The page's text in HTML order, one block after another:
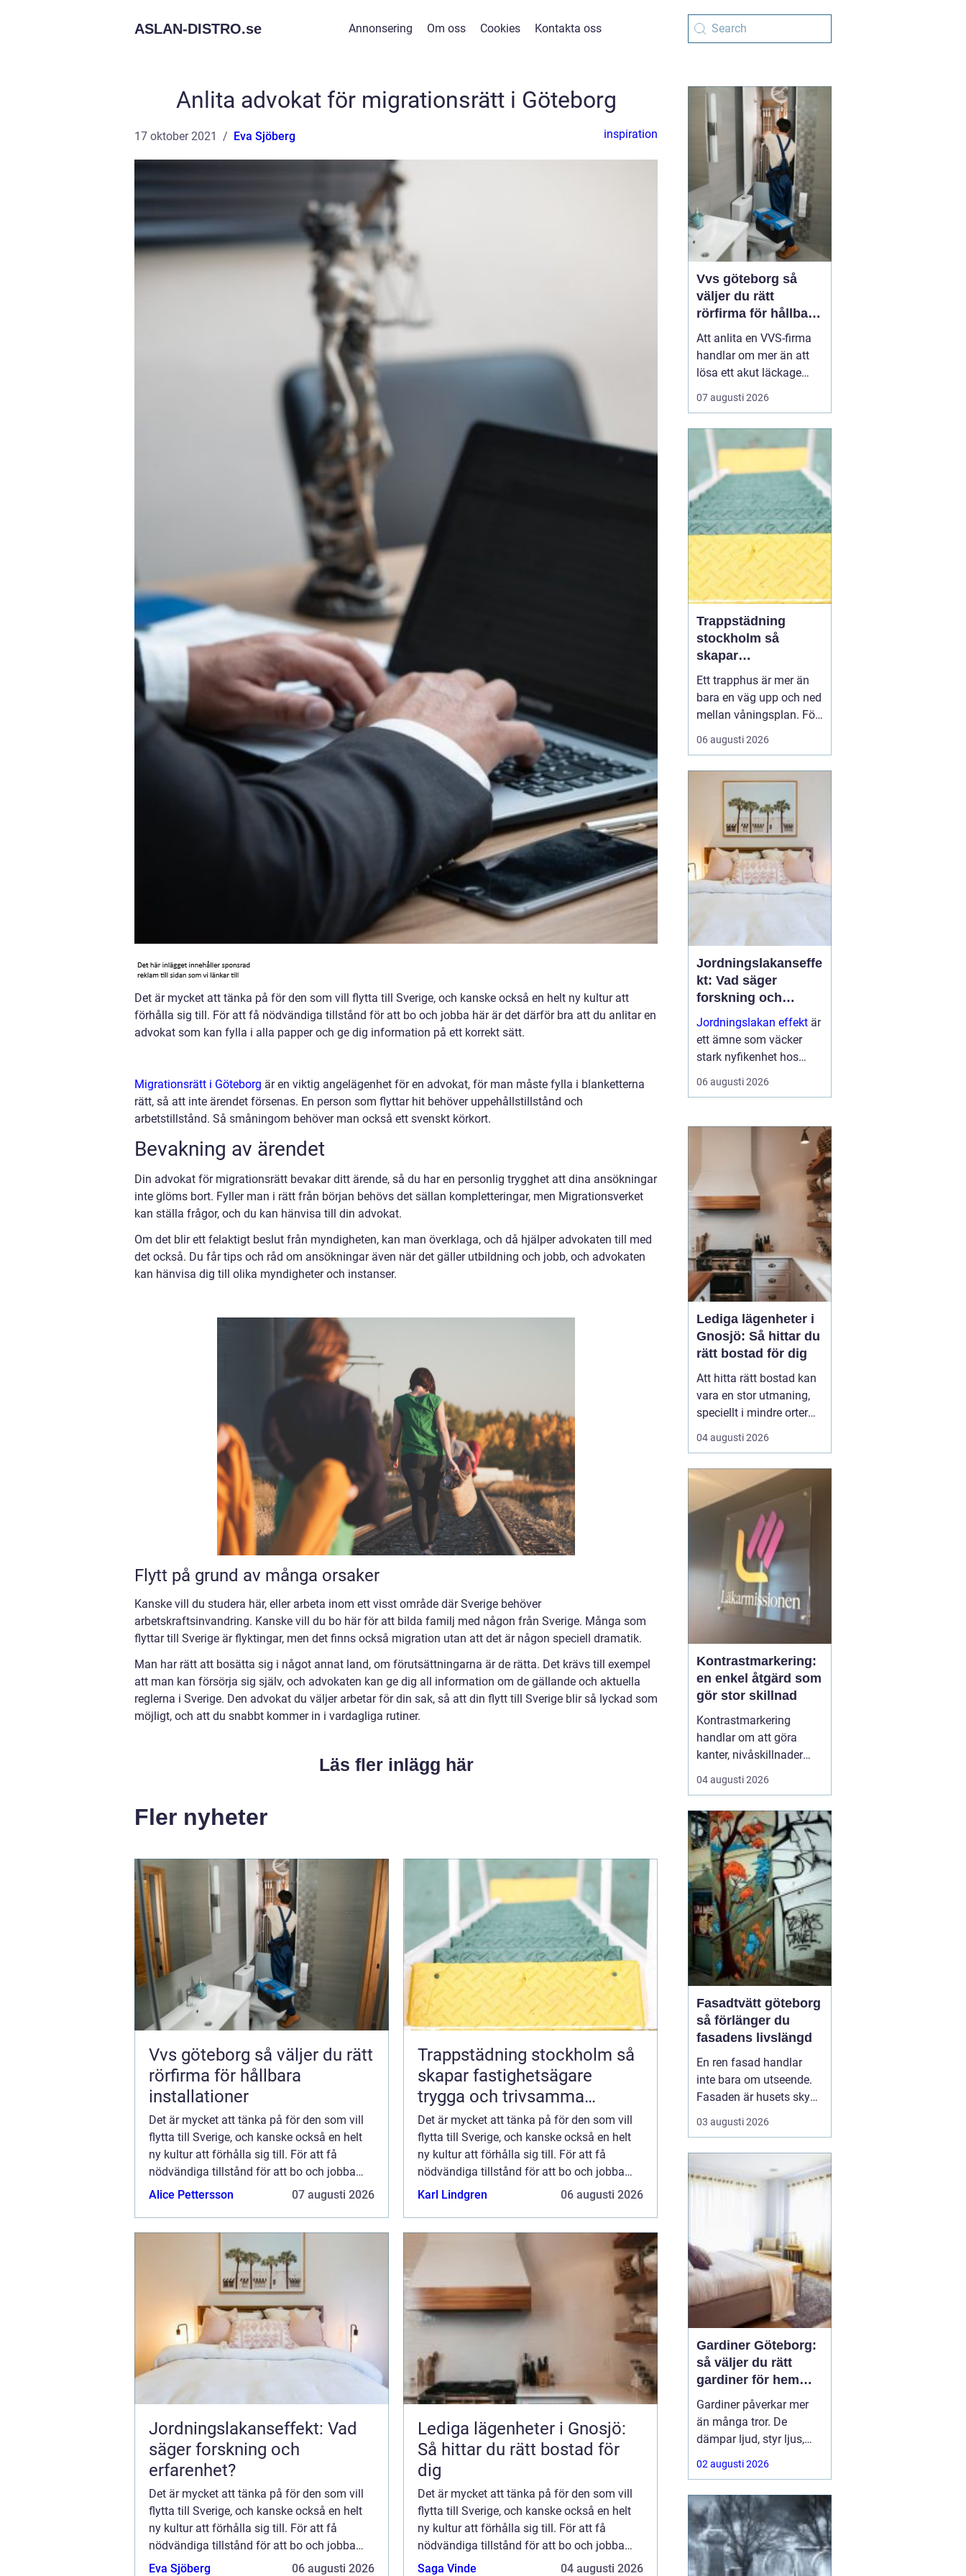
ASLAN-DISTRO.se Annonsering Om oss Cookies Kontakta oss
Anlita advokat för migrationsrätt i Göteborg
17 oktober 2021 Eva Sjöberg inspiration
Det är mycket att tänka på för den som vill flytta till Sverige, och kanske också en helt ny kultur att
förhålla sig till. För att få nödvändiga tillstånd för att bo och jobba här är det därför bra att du anlitar en
advokat som kan fylla i alla papper och ge dig information på ett korrekt sätt.
Migrationsrätt i Göteborg är en viktig angelägenhet för en advokat, för man måste fylla i blanketterna
rätt, så att inte ärendet försenas. En person som flyttar hit behöver uppehållstillstånd och
arbetstillstånd. Så småningom behöver man också ett svenskt körkort.
Bevakning av ärendet
Din advokat för migrationsrätt bevakar ditt ärende, så du har en personlig trygghet att dina ansökningar
inte glöms bort. Fyller man i rätt från början behövs det sällan kompletteringar, men Migrationsverket
kan ställa frågor, och du kan hänvisa till din advokat.
Om det blir ett felaktigt beslut från myndigheten, kan man överklaga, och då hjälper advokaten till med
det också. Du får tips och råd om ansökningar även när det gäller utbildning och jobb, och advokaten
kan hänvisa dig till olika myndigheter och instanser.
Flytt på grund av många orsaker
Kanske vill du studera här, eller arbeta inom ett visst område där Sverige behöver
arbetskraftsinvandring. Kanske vill du bo här för att bilda familj med någon från Sverige. Många som
flyttar till Sverige är flyktingar, men det finns också migration utan att det är någon speciell dramatik.
Man har rätt att bosätta sig i något annat land, om förutsättningarna är de rätta. Det krävs till exempel
att man kan försörja sig själv, och advokaten kan ge dig all information om de gällande och aktuella
reglerna i Sverige. Den advokat du väljer arbetar för din sak, så att din flytt till Sverige blir så lyckad som
möjligt, och att du snabbt kommer in i vardagliga rutiner.
Läs fler inlägg här
Fler nyheter
Vvs göteborg så väljer du rätt
rörfirma för hållbara
installationer
Det är mycket att tänka på för den som vill
flytta till Sverige, och kanske också en helt
ny kultur att förhålla sig till. För att få
nödvändiga tillstånd för att bo och jobba
h&au...
Alice Pettersson 07 augusti 2026
Trappstädning stockholm så
skapar fastighetsägare
trygga och trivsamma
trapphus
Det är mycket att tänka på för den som vill
flytta till Sverige, och kanske också en helt
ny kultur att förhålla sig till. För att få
nödvändiga tillstånd för att bo och jobba
h&au...
Karl Lindgren 06 augusti 2026
Jordningslakanseffekt: Vad
säger forskning och
erfarenhet?
Det är mycket att tänka på för den som vill
flytta till Sverige, och kanske också en helt
ny kultur att förhålla sig till. För att få
nödvändiga tillstånd för att bo och jobba
h&au...
Eva Sjöberg 06 augusti 2026
Lediga lägenheter i Gnosjö:
Så hittar du rätt bostad för
dig
Det är mycket att tänka på för den som vill
flytta till Sverige, och kanske också en helt
ny kultur att förhålla sig till. För att få
nödvändiga tillstånd för att bo och jobba
h&au...
Saga Vinde 04 augusti 2026
Vvs göteborg så
väljer du rätt
rörfirma för hållbara
installationer
Att anlita en VVS-firma
handlar om mer än att
lösa ett akut läckage
eller byta en kran. För
många hushåll och
Göteborg är värme,
varmvatten och
avloppssystem en stor
investering som ska
fungera tryggt och
energieffektivt under
lång ...
07 augusti 2026
Trappstädning
stockholm så
skapar
fastighetsägare
trygga och
trivsamma trapphus
Ett trapphus är mer än
bara en väg upp och ned
mellan våningsplan. För
många boende är det
den första kontakten
lång dag. För besökare
ger det en snabb känsla
av hur väl fastigheten
tas om hand. När
trapphus blir smutsiga,
dammiga...
06 augusti 2026
Jordningslakanseffe
kt: Vad säger
forskning och
erfarenhet?
Jordningslakan effekt är
ett ämne som väcker
stark nyfikenhet hos
många som vill sova
bättre, få mer energi och
vardagen. Genom att ...
06 augusti 2026
Lediga lägenheter i
Gnosjö: Så hittar du
rätt bostad för dig
Att hitta rätt bostad kan
vara en stor utmaning,
speciellt i mindre orter
där utbudet kan vara
begränsat. Lediga
het potatis för den som
letar efter ett nytt boende
i denna charmiga del av
04 augusti 2026
Kontrastmarkering:
en enkel åtgärd som
gör stor skillnad
Kontrastmarkering
handlar om att göra
kanter, nivåskillnader
och glasytor tydliga med
hjälp av färg och form.
risken för olyckor och
göra miljöer mer
tillgängliga för alla sä...
04 augusti 2026
Fasadtvätt göteborg
så förlänger du
fasadens livslängd
En ren fasad handlar
inte bara om utseende.
Fasaden är husets skydd
mot regn, vind, avgaser
och påväxt som alger
och påväxt får fäste
börjar materialen slitas
kan fastighetsägare i
Göteborg ...
03 augusti 2026
Gardiner Göteborg:
så väljer du rätt
gardiner för hem
och offentlig miljö
Gardiner påverkar mer
än många tror. De
dämpar ljud, styr ljus,
ramar in utsikten och
sätter ton för hela
söker
02 augusti 2026